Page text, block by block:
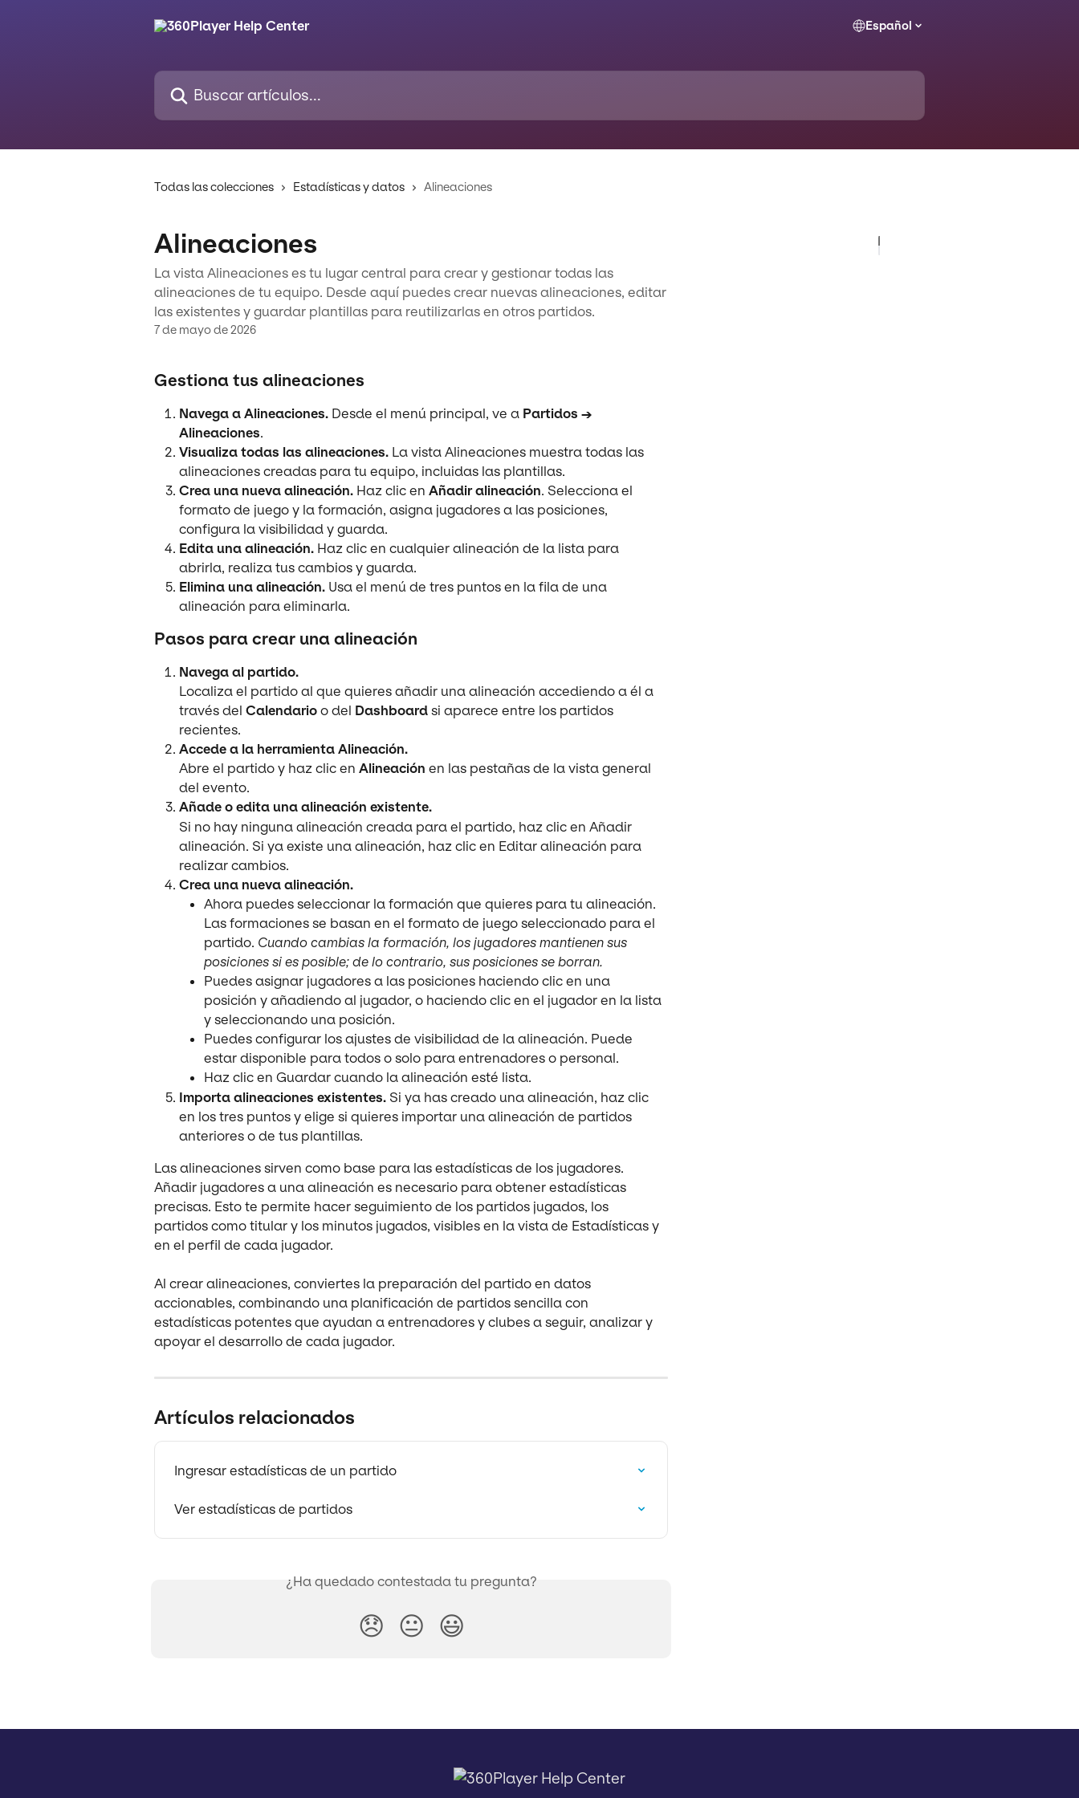
Español
Buscar artículos...
Todas las colecciones Estadísticas y datos Alineaciones
Alineaciones
La vista Alineaciones es tu lugar central para crear y gestionar todas las
alineaciones de tu equipo. Desde aquí puedes crear nuevas alineaciones, editar
las existentes y guardar plantillas para reutilizarlas en otros partidos.
7 de mayo de 2026
Gestiona tus alineaciones
Navega a Alineaciones. Desde el menú principal, ve a Partidos →
Alineaciones.
Visualiza todas las alineaciones. La vista Alineaciones muestra todas las
alineaciones creadas para tu equipo, incluidas las plantillas.
Crea una nueva alineación. Haz clic en Añadir alineación. Selecciona el
formato de juego y la formación, asigna jugadores a las posiciones,
configura la visibilidad y guarda.
Edita una alineación. Haz clic en cualquier alineación de la lista para
abrirla, realiza tus cambios y guarda.
Elimina una alineación. Usa el menú de tres puntos en la fila de una
alineación para eliminarla.
Pasos para crear una alineación
Navega al partido.
Localiza el partido al que quieres añadir una alineación accediendo a él a
través del Calendario o del Dashboard si aparece entre los partidos
recientes.
Accede a la herramienta Alineación.
Abre el partido y haz clic en Alineación en las pestañas de la vista general
del evento.
Añade o edita una alineación existente.
Si no hay ninguna alineación creada para el partido, haz clic en Añadir
alineación. Si ya existe una alineación, haz clic en Editar alineación para
realizar cambios.
Crea una nueva alineación.
Ahora puedes seleccionar la formación que quieres para tu alineación.
Las formaciones se basan en el formato de juego seleccionado para el
partido. Cuando cambias la formación, los jugadores mantienen sus
posiciones si es posible; de lo contrario, sus posiciones se borran.
Puedes asignar jugadores a las posiciones haciendo clic en una
posición y añadiendo al jugador, o haciendo clic en el jugador en la lista
y seleccionando una posición.
Puedes configurar los ajustes de visibilidad de la alineación. Puede
estar disponible para todos o solo para entrenadores o personal.
Haz clic en Guardar cuando la alineación esté lista.
Importa alineaciones existentes. Si ya has creado una alineación, haz clic
en los tres puntos y elige si quieres importar una alineación de partidos
anteriores o de tus plantillas.
Las alineaciones sirven como base para las estadísticas de los jugadores.
Añadir jugadores a una alineación es necesario para obtener estadísticas
precisas. Esto te permite hacer seguimiento de los partidos jugados, los
partidos como titular y los minutos jugados, visibles en la vista de Estadísticas y
en el perfil de cada jugador.
Al crear alineaciones, conviertes la preparación del partido en datos
accionables, combinando una planificación de partidos sencilla con
estadísticas potentes que ayudan a entrenadores y clubes a seguir, analizar y
apoyar el desarrollo de cada jugador.
Artículos relacionados
Ingresar estadísticas de un partido
Ver estadísticas de partidos
¿Ha quedado contestada tu pregunta?
😞 😐 😃